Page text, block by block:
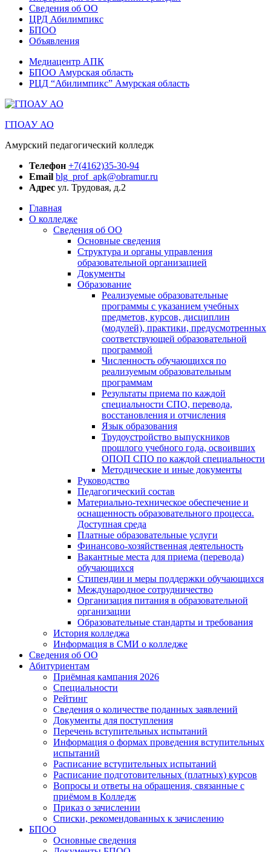
Сведения об ОО
ЦРД Абилимпикс
БПОО
Объявления
Медиацентр АПК
БПОО Амурская область
РЦД “Абилимпикс” Амурская область
ГПОАУ АО
Амурский педагогический колледж
Телефон +7(4162)35-30-94
Email blg_prof_apk@obramur.ru
Адрес ул. Трудовая, д.2
Главная
О колледже
Сведения об ОО
Основные сведения
Структура и органы управления
образовательной организацией
Документы
Образование
Реализуемые образовательные
программы с указанием учебных
предметов, курсов, дисциплин
(модулей), практики, предусмотренных
соответствующей образовательной
программой
Численность обучающихся по
реализуемым образовательным
программам
Результаты приема по каждой
специальности СПО, перевода,
восстановления и отчисления
Язык образования
Трудоустройство выпускников
прошлого учебного года, освоивших
ОПОП СПО по каждой специальности
Методические и иные документы
Руководство
Педагогический состав
Материально-техническое обеспечение и
оснащенность образовательного процесса.
Доступная среда
Платные образовательные услуги
Финансово-хозяйственная деятельность
Вакантные места для приема (перевода)
обучающихся
Стипендии и меры поддержки обучающихся
Международное сотрудничество
Организация питания в образовательной
организации
Образовательные стандарты и требования
История колледжа
Информация в СМИ о колледже
Сведения об ОО
Абитуриентам
Приёмная кампания 2026
Специальности
Рейтинг
Сведения о количестве поданных заявлений
Документы для поступления
Перечень вступительных испытаний
Информация о формах проведения вступительных
испытаний
Расписание вступительных испытаний
Расписание подготовительных (платных) курсов
Вопросы и ответы на обращения, связанные с
приёмом в Колледж
Приказ о зачислении
Списки, рекомендованных к зачислению
БПОО
Основные сведения